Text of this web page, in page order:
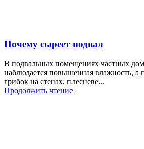
Почему сыреет подвал
В подвальных помещениях частных
наблюдается повышенная влажность, а
грибок на стенах, плесневе...
Продолжить чтение